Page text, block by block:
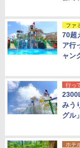
ファ
70超
ア行
ャン
行っ
みう
グル
ホテ